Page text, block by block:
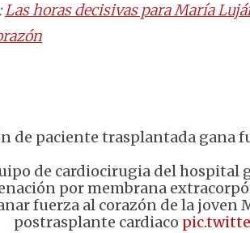
Las horas decisivas para María
de paciente trasplantada gana
de cardiocirugia del hospital
por membrana
fuerza al corazón de la joven
postrasplante cardiaco